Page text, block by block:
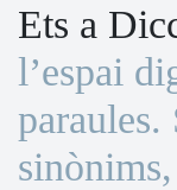
Ets a
l’espai
sinònims,